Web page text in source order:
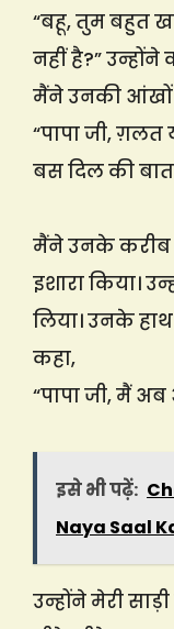
“बहू, तुम बहुत
नहीं है?” उन्होंने
मैंने उनकी आंखों
“पापा जी,
बस दिल की बात
मैंने उनके करीब
इशारा किया।
लिया। उनके
कहा,
“पापा जी, मैं
इसे भी पढ़ें:
Naya Saal
उन्होंने मेरी